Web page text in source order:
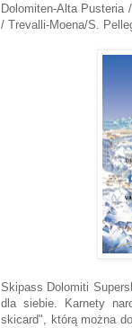
Dolomiten-Alta Pusteria
/ Trevalli-Moena/S.
Skipass Dolomiti
dla siebie. Karnety
skicard", którą można